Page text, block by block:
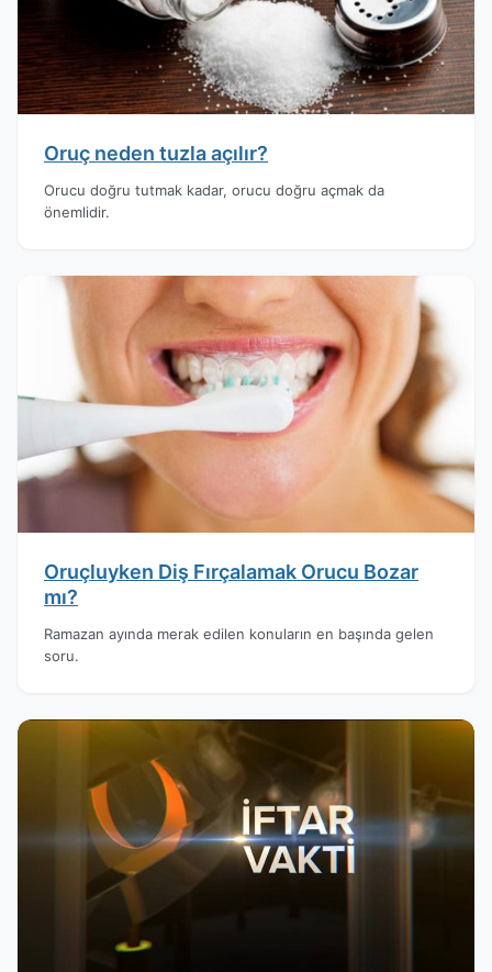
Oruç neden tuzla açılır?
Orucu doğru tutmak kadar, orucu doğru açmak da
önemlidir.
Oruçluyken Diş Fırçalamak Orucu Bozar
mı?
Ramazan ayında merak edilen konuların en başında gelen
soru.